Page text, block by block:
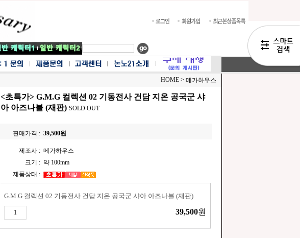
HOME > 메가하우스
<초특가> G.M.G 컬렉션 02 기동전사 건담 지온 공국군 샤
아 아즈나블 (재판) SOLD OUT
판매가격 : 39,500원
제조사 : 메가하우스
크기 : 약 100mm
제품상태 :
G.M.G 컬렉션 02 기동전사 건담 지온 공국군 샤아 아즈나블 (재판)
39,500원